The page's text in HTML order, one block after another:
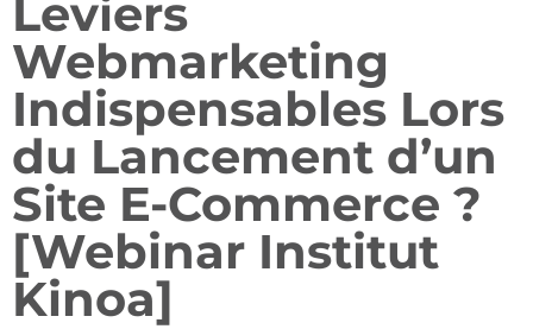
Leviers
Webmarketing
Indispensables Lors
du Lancement d’un
Site E-Commerce ?
[Webinar Institut
Kinoa]